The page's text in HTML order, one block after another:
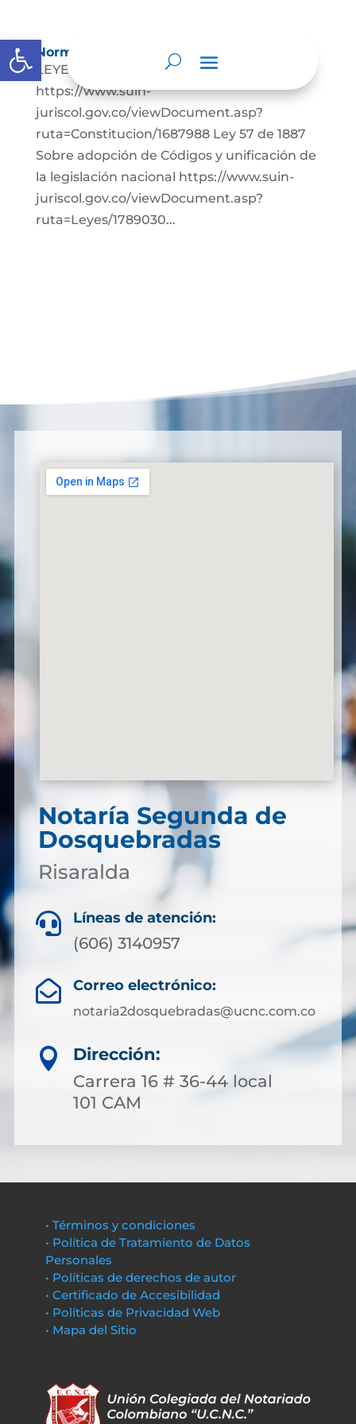
Open toolbar
Normatividad
LEYES: Constitución Política de Colombia.
https://www.suin-
juriscol.gov.co/viewDocument.asp?
ruta=Constitucion/1687988 Ley 57 de 1887
Sobre adopción de Códigos y unificación de
la legislación nacional https://www.suin-
juriscol.gov.co/viewDocument.asp?
ruta=Leyes/1789030...
Notaría Segunda de
Dosquebradas
Risaralda
 Líneas de atención:
(606) 3140957
 Correo electrónico:
notaria2dosquebradas@ucnc.com.co

Dirección:
Carrera 16 # 36-44 local
101 CAM
• Términos y condiciones
• Política de Tratamiento de Datos
Personales
• Políticas de derechos de autor
• Certificado de Accesibilidad
• Políticas de Privacidad Web
• Mapa del Sitio